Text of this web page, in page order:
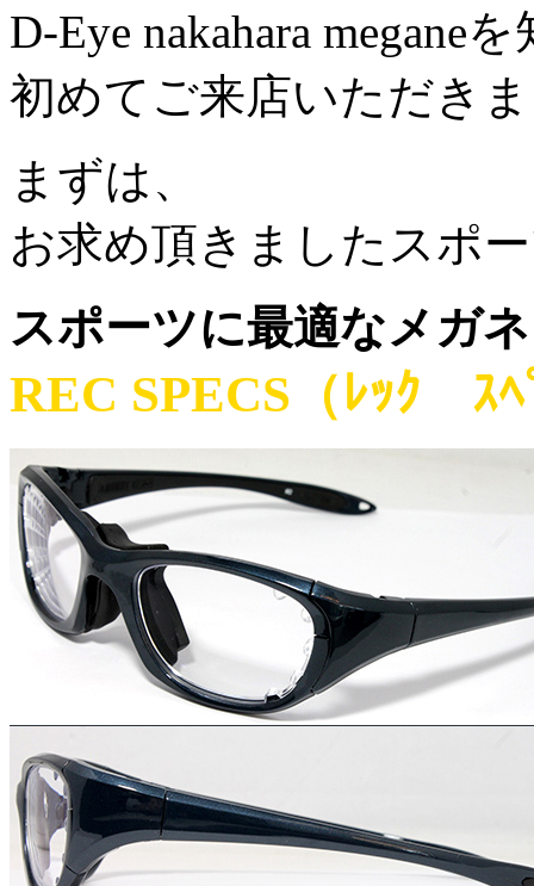
D-Eye nakahara megane
初めてご来店いただき
まずは、
お求め頂きましたスポ
スポーツに最適なメガネ
REC SPECS（ﾚｯｸ ｽﾍ